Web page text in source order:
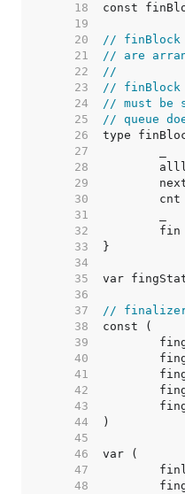
    18
    19
    20
// finBlock
    21
// are
    22
//
    23
// finBlock
    24
// must be
    25
// queue
    26
    27
    28
    29
    30
    31
    32
    33
    34
    35
    36
    37
// finalizer
    38
    39
    40
    41
    42
    43
    44
    45
    46
    47
    48